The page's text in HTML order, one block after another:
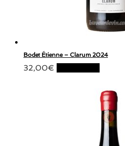
Bodet Étienne – Clarum 2024
32,00€